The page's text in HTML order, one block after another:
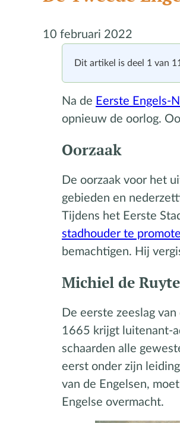
10 februari 2022
Dit artikel is deel 1 van
Na de Eerste Engels-
opnieuw de oorlog.
Oorzaak
De oorzaak voor het
gebieden en
Tijdens het Eerste
stadhouder te promote
bemachtigen. Hij
Michiel de
De eerste zeeslag
1665 krijgt luitenant-
schaarden alle
eerst onder zijn
van de Engelsen,
Engelse overmacht.